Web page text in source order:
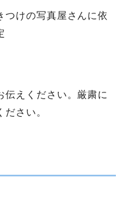
けの写真屋さんに依
伝えください。厳粛に
さい。